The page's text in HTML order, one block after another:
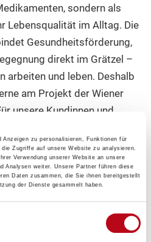
zu personalisieren, Funktionen für
Zugriffe auf unsere Website zu analysieren.
Verwendung unserer Website an unsere
Analysen weiter. Unsere Partner führen diese
Daten zusammen, die Sie ihnen bereitgestellt
der Dienste gesammelt haben.
sondern als
Lebensqualität im Alltag. Die
Gesundheitsförderung,
direkt im Grätzel –
arbeiten und leben. Deshalb
am Projekt der Wiener
unsere Kundinnen und
einen niederschwelligen
stärkt das
Nachbarschaft und zeigt,
ein gesundes Leben ist“, ist